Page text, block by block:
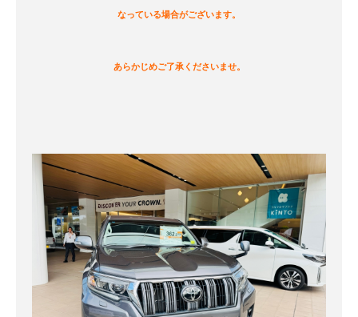
なっている場合がございます。
あらかじめご了承くださいませ。